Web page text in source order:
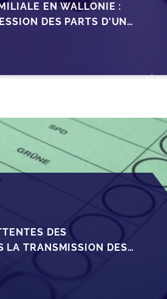
EN WALLONIE :
DES PARTS D'UNE
DES
LA TRANSMISSION DES